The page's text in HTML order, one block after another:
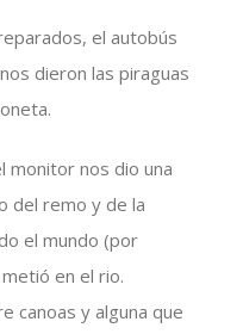
el autobús
dieron las piraguas
monitor nos dio una
del remo y de la
el mundo (por
en el rio.
canoas y alguna que